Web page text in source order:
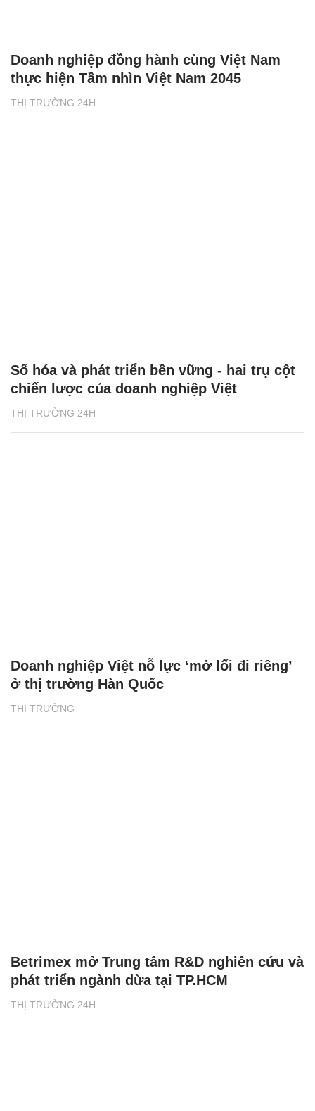
THỊ TRƯỜNG 24H
Doanh nghiệp đồng hành cùng Việt Nam
thực hiện Tầm nhìn Việt Nam 2045
THỊ TRƯỜNG 24H
Số hóa và phát triển bền vững - hai trụ cột
chiến lược của doanh nghiệp Việt
THỊ TRƯỜNG
Doanh nghiệp Việt nỗ lực ‘mở lối đi riêng’
ở thị trường Hàn Quốc
THỊ TRƯỜNG 24H
Betrimex mở Trung tâm R&D nghiên cứu và
phát triển ngành dừa tại TP.HCM